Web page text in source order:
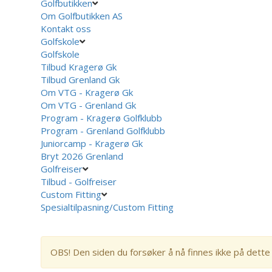
Golfbutikken
Om Golfbutikken AS
Kontakt oss
Golfskole
Golfskole
Tilbud Kragerø Gk
Tilbud Grenland Gk
Om VTG - Kragerø Gk
Om VTG - Grenland Gk
Program - Kragerø Golfklubb
Program - Grenland Golfklubb
Juniorcamp - Kragerø Gk
Bryt 2026 Grenland
Golfreiser
Tilbud - Golfreiser
Custom Fitting
Spesialtilpasning/Custom Fitting
OBS! Den siden du forsøker å nå finnes ikke på